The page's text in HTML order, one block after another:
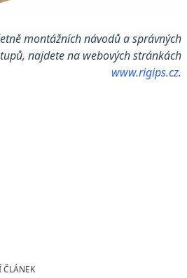
montážních návodů a správných
najdete na webových stránkách
www.rigips.cz.
ČLÁNEK